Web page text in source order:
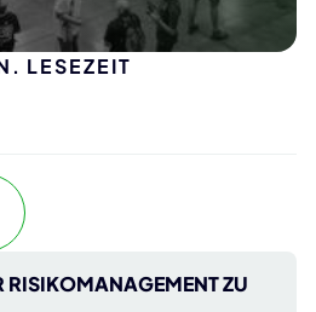
LESEZEIT
RISIKOMANAGEMENT ZU